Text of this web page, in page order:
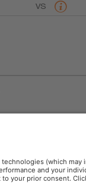
VS